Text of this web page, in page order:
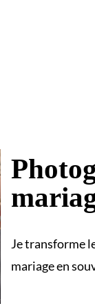
Je transforme
mariage en